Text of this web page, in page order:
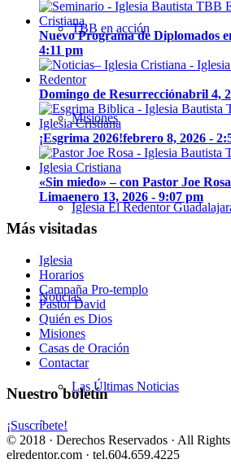
TBB en acción
Misiones
Iglesia El Redentor
Noticias
Las Últimas Noticias
Nuevo Programa de Diplomados
4:11 pm
Domingo de Resurrecciónabril 4,
¡Esgrima 2026!febrero 8, 2026 -
«Sin miedo» – con Pastor Joe
Limaenero 13, 2026 - 9:07 pm
Más visitadas
Iglesia
Horarios
Campaña Pro-templo
Pastor David
Quién es Dios
Misiones
Casas de Oración
Contactar
Nuestro boletín
¡Suscríbete!
© 2018 · Derechos Reservados · All Rights
elredentor.com · tel.604.659.4225